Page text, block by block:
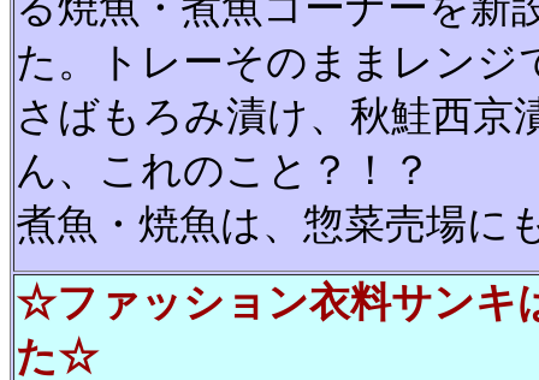
た。トレーそのままレンジ
さばもろみ漬け、秋鮭西京
ん、これのこと？！？
煮魚・焼魚は、惣菜売場に
☆ファッション衣料サンキ
た☆